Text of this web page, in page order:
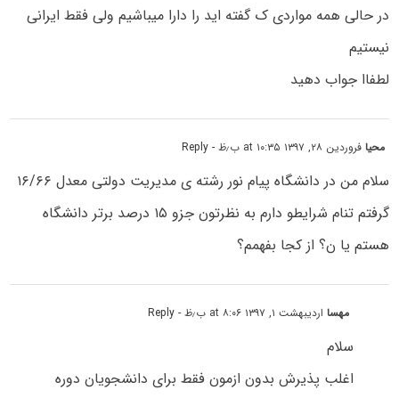
در حالی همه مواردی ک گفته اید را دارا میباشیم ولی فقط ایرانی
نیستیم
لطفاا جواب دهید
محیافروردین ۲۸, ۱۳۹۷ at ۱۰:۳۵ ب٫ظ - Reply
سلام من در دانشگاه پیام نور رشته ی مدیریت دولتی معدل ۱۶/۶۶
گرفتم تنام شرایطو دارم به نظرتون جزو ۱۵ درصد برتر دانشگاه
هستم یا ن؟ از کجا بفهمم؟
مهسااردیبهشت ۱, ۱۳۹۷ at ۸:۰۶ ب٫ظ - Reply
سلام
اغلب پذیرش بدون ازمون فقط برای دانشجویان دوره